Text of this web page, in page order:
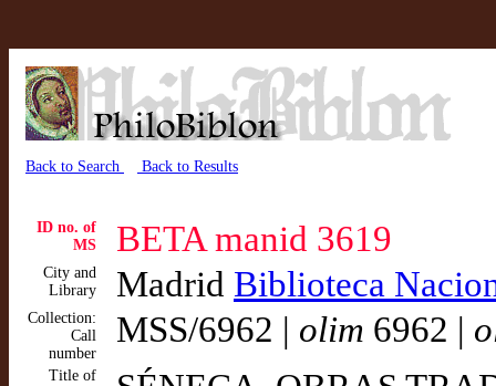
Back to Search Back to Results
ID no. of
MS
BETA manid 3619
City and
Library
Madrid Biblioteca
Collection:
Call
number
MSS/6962 | olim 6962 |
Title of